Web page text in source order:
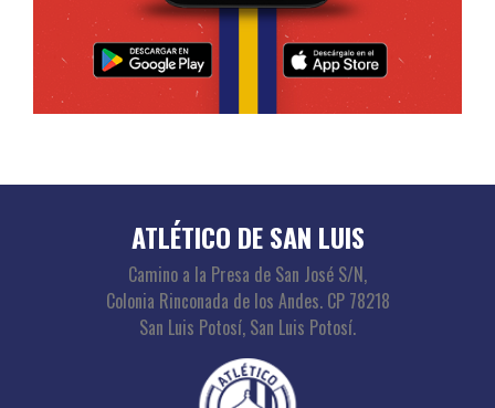
ATLÉTICO DE SAN LUIS
Camino a la Presa de San José S/N,
Colonia Rinconada de los Andes. CP 78218
San Luis Potosí, San Luis Potosí.